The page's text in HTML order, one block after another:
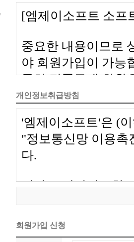
개인정보취급방침
회원가입 신청